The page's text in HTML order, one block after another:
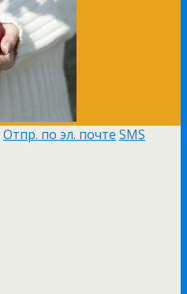
Отпр. по эл. почте SMS